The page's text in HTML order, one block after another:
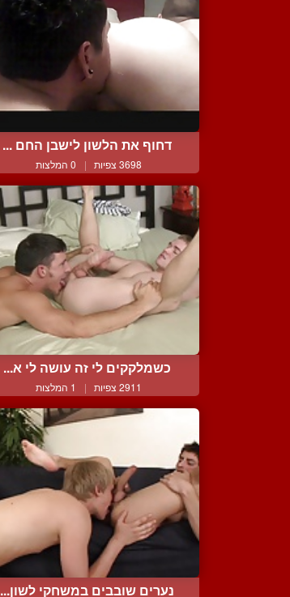
דחוף את הלשון לישבן החם ...
3698 צפיות | 0 המלצות
כשמלקקים לי זה עושה לי א...
2911 צפיות | 1 המלצות
נערים שובבים במשחקי לשון...